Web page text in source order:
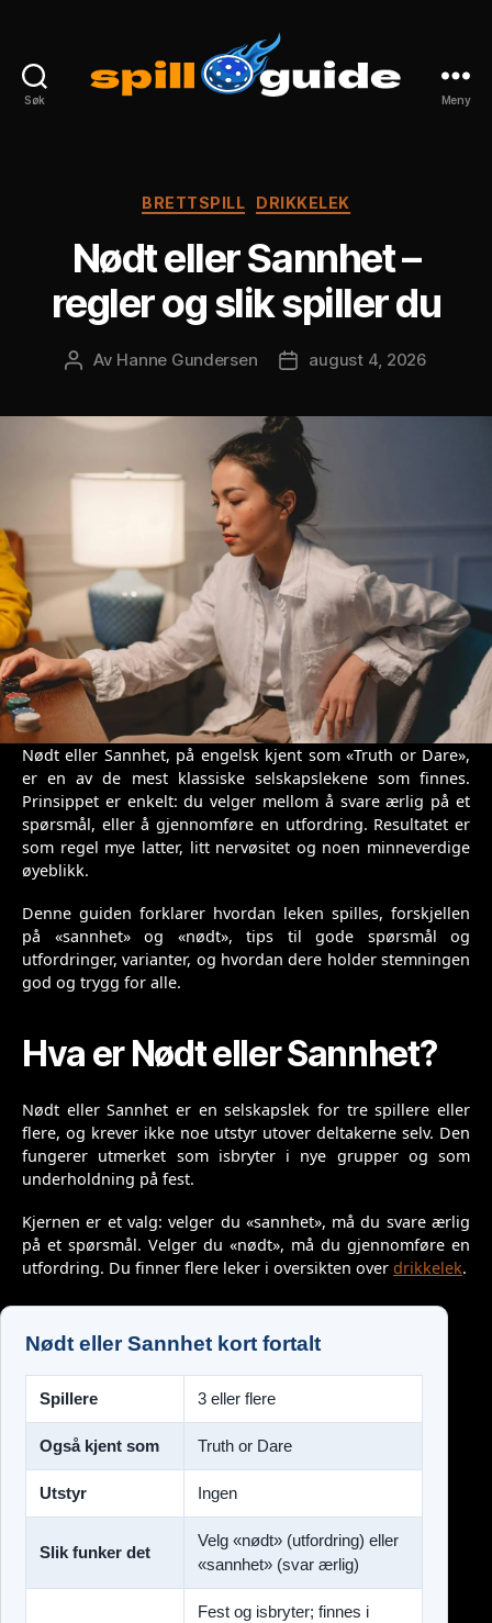
Søk Meny
Kategorier
BRETTSPILL DRIKKELEK
Nødt eller Sannhet –
regler og slik spiller du
Innleggsforfatter
Av Hanne Gundersen Publiseringsdato
august 4, 2026
Nødt eller Sannhet, på engelsk kjent som «Truth or Dare»,
er en av de mest klassiske selskapslekene som finnes.
Prinsippet er enkelt: du velger mellom å svare ærlig på et
spørsmål, eller å gjennomføre en utfordring. Resultatet er
som regel mye latter, litt nervøsitet og noen minneverdige
øyeblikk.
Denne guiden forklarer hvordan leken spilles, forskjellen
på «sannhet» og «nødt», tips til gode spørsmål og
utfordringer, varianter, og hvordan dere holder stemningen
god og trygg for alle.
Hva er Nødt eller Sannhet?
Nødt eller Sannhet er en selskapslek for tre spillere eller
flere, og krever ikke noe utstyr utover deltakerne selv. Den
fungerer utmerket som isbryter i nye grupper og som
underholdning på fest.
Kjernen er et valg: velger du «sannhet», må du svare ærlig
på et spørsmål. Velger du «nødt», må du gjennomføre en
utfordring. Du finner flere leker i oversikten over drikkelek.
Nødt eller Sannhet kort fortalt
Spillere 3 eller flere
Også kjent som Truth or Dare
Utstyr Ingen
Slik funker det
Velg «nødt» (utfordring) eller
«sannhet» (svar ærlig)
Fest og isbryter; finnes i